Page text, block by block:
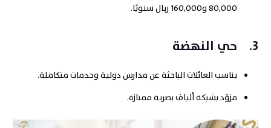
80,000 و160,000 ريال سنويًا.
3. حي النهضة
يناسب العائلات الباحثة عن مدارس دولية وخدمات متكاملة.
مزوّد بشبكة ألياف بصرية ممتازة.